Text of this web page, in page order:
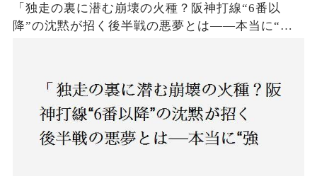
「独走の裏に潜む崩壊の火種？阪神打線“6番以
降”の沈黙が招く後半戦の悪夢とは——本当に“強